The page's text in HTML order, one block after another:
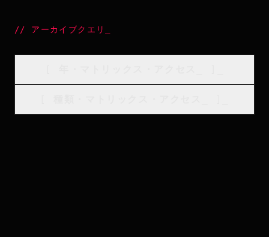
// アーカイブクエリ